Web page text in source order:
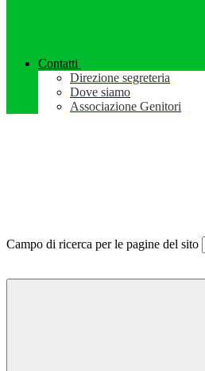
Contatti
Direzione segreteria
Dove siamo
Associazione Genitori
Campo di ricerca per le pagine del sito